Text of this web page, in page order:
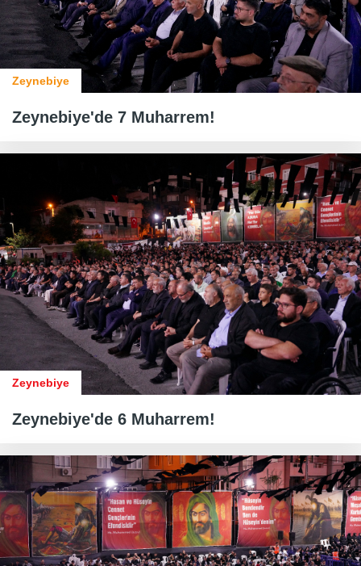
Zeynebiye
Zeynebiye'de 7 Muharrem!
Zeynebiye
Zeynebiye'de 6 Muharrem!